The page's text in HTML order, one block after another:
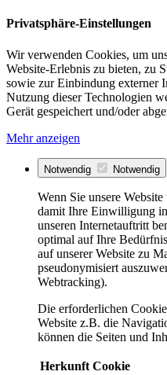
Privatsphäre-Einstellungen
Wir verwenden Cookies, um
Website-Erlebnis zu bieten, zu
sowie zur Einbindung externer
Nutzung dieser Technologien
Gerät gespeichert und/oder
Mehr anzeigen
Notwendig Notwendig
Wenn Sie unsere
damit Ihre Einwilligung
unseren Internetauftritt
optimal auf Ihre
auf unserer Website zu
pseudonymisiert
Webtracking).
Die erforderlichen
Website z.B. die
können die Seiten und
Herkunft Cookie